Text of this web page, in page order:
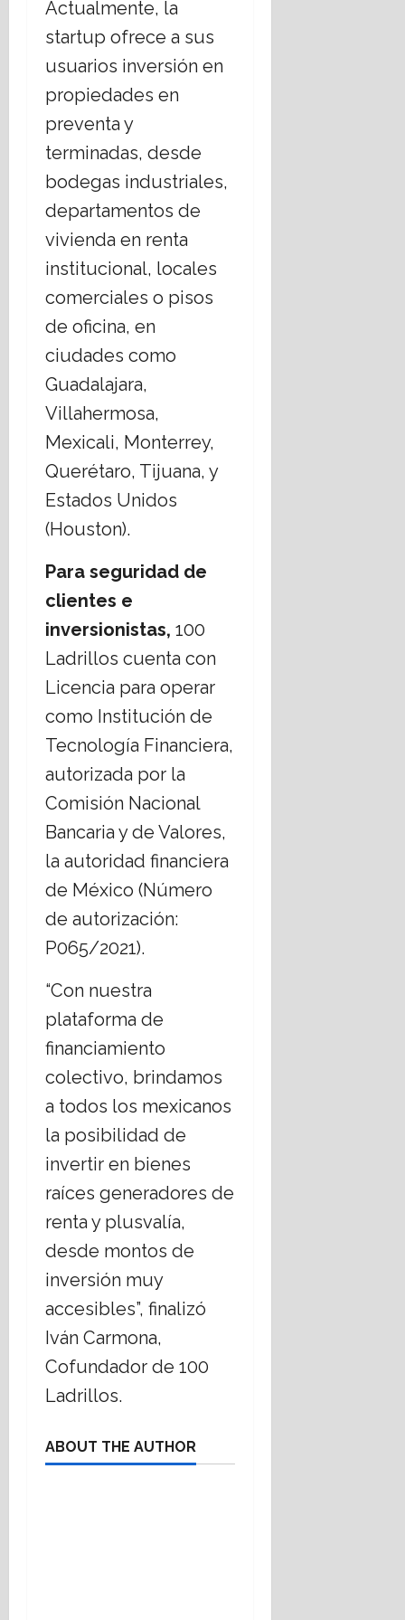
Actualmente, la
startup ofrece a sus
usuarios inversión en
propiedades en
preventa y
terminadas, desde
bodegas industriales,
departamentos de
vivienda en renta
institucional, locales
comerciales o pisos
de oficina, en
ciudades como
Guadalajara,
Villahermosa,
Mexicali, Monterrey,
Querétaro, Tijuana, y
Estados Unidos
(Houston).
Para seguridad de
clientes e
inversionistas, 100
Ladrillos cuenta con
Licencia para operar
como Institución de
Tecnología Financiera,
autorizada por la
Comisión Nacional
Bancaria y de Valores,
la autoridad financiera
de México (Número
de autorización:
P065/2021).
“Con nuestra
plataforma de
financiamiento
colectivo, brindamos
a todos los mexicanos
la posibilidad de
invertir en bienes
raíces generadores de
renta y plusvalía,
desde montos de
inversión muy
accesibles”, finalizó
Iván Carmona,
Cofundador de 100
Ladrillos.
ABOUT THE AUTHOR